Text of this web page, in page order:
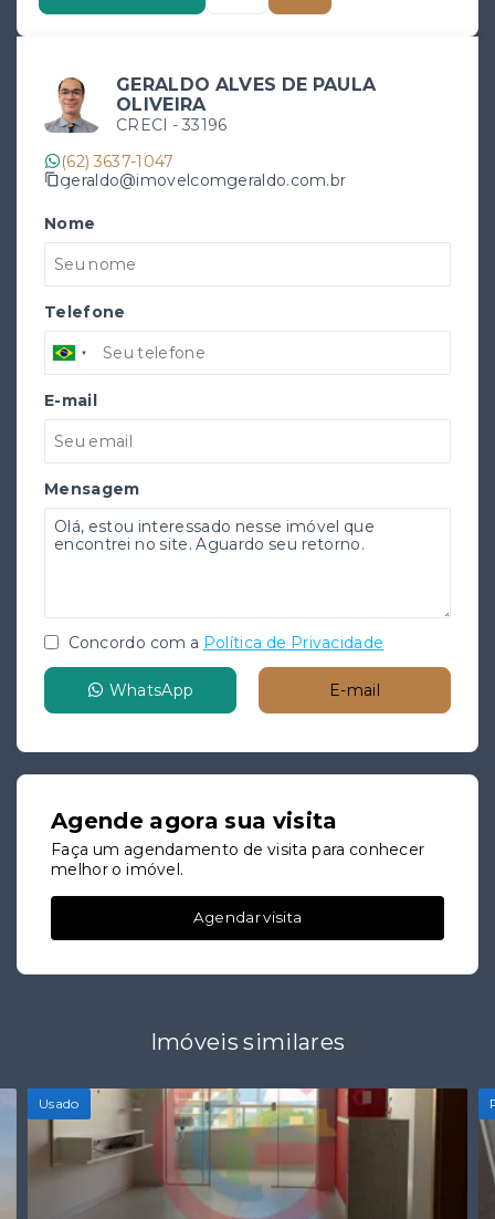
GERALDO ALVES DE PAULA
OLIVEIRA
CRECI - 33196
(62) 3637-1047
geraldo@imovelcomgeraldo.com.br
Nome
Telefone
E-mail
Mensagem
Concordo com a Política de Privacidade
WhatsApp E-mail
Agende agora sua visita
Faça um agendamento de visita para conhecer
melhor o imóvel.
Agendar visita
Imóveis similares
Usado